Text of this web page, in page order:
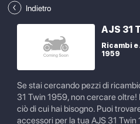
Indietro
AJS 31
Ricambi
1959
Se stai cercando pezzi di
31 Twin 1959, non cercare
ciò di cui hai bisogno. Puoi
accessori per la tua AJS 31